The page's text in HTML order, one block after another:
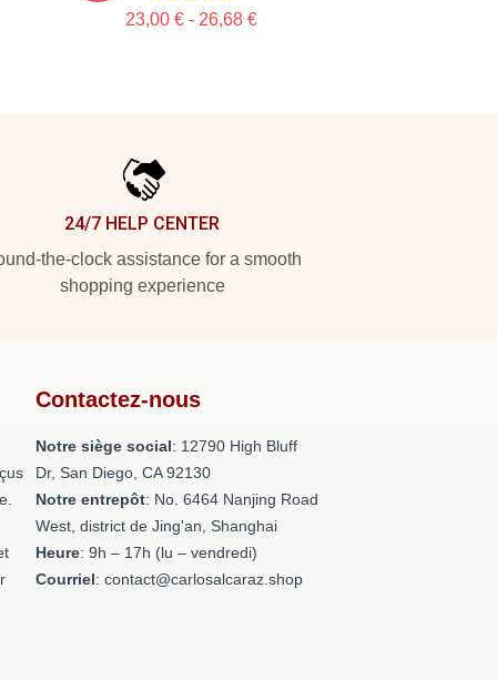
23,00 € - 26,68 €
24/7 HELP CENTER
the-clock assistance for a smooth
shopping experience
Contactez-nous
Notre siège social: 12790 High Bluff
Dr, San Diego, CA 92130
Notre entrepôt: No. 6464 Nanjing Road
West, district de Jing'an, Shanghai
Heure: 9h – 17h (lu – vendredi)
Courriel: contact@carlosalcaraz.shop